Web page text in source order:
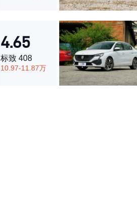
4.65
标致 408
10.97-11.87万